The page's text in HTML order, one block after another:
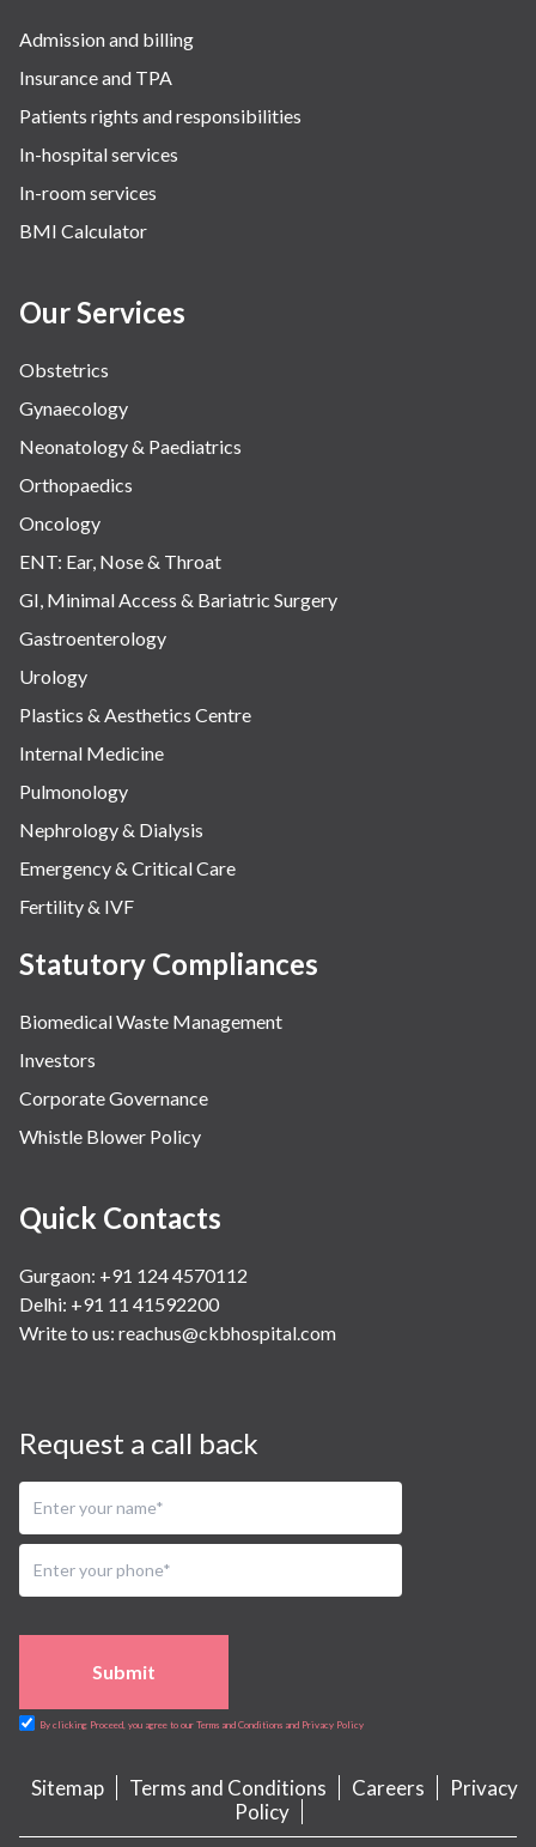
Admission and billing
Insurance and TPA
Patients rights and responsibilities
In-hospital services
In-room services
BMI Calculator
Our Services
Obstetrics
Gynaecology
Neonatology & Paediatrics
Orthopaedics
Oncology
ENT: Ear, Nose & Throat
GI, Minimal Access & Bariatric Surgery
Gastroenterology
Urology
Plastics & Aesthetics Centre
Internal Medicine
Pulmonology
Nephrology & Dialysis
Emergency & Critical Care
Fertility & IVF
Statutory Compliances
Biomedical Waste Management
Investors
Corporate Governance
Whistle Blower Policy
Quick Contacts
Gurgaon: +91 124 4570112
Delhi: +91 11 41592200
Write to us: reachus@ckbhospital.com
Request a call back
Submit
By clicking Proceed, you agree to our Terms and Conditions and Privacy Policy
Sitemap Terms and Conditions Careers
Privacy
Policy